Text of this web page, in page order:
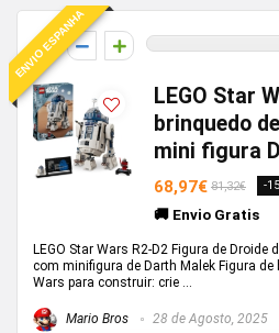
ENVIO ESPANHA
0
LEGO Star
brinquedo
mini figura
68,97€ 81,32€ -
🚚 Envio Gratis
LEGO Star Wars R2-D2 Figura de
com minifigura de Darth Malek Figura de
Wars para construir: crie ...
Mario Bros 28 de Agosto, 2025